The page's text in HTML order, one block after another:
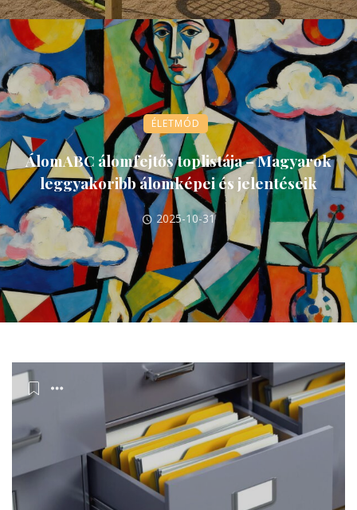
ÉLETMÓD
ÁlomABC álomfejtős toplistája – Magyarok
leggyakoribb álomképei és jelentéseik
2025-10-31